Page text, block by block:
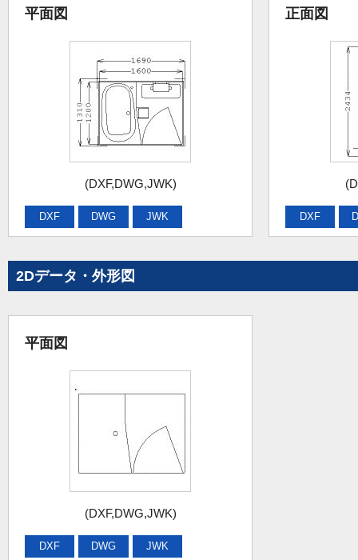
平面図
(DXF,DWG,JWK)
DXF DWG JWK
正面図
DXF
2Dデータ・外形図
平面図
(DXF,DWG,JWK)
DXF DWG JWK